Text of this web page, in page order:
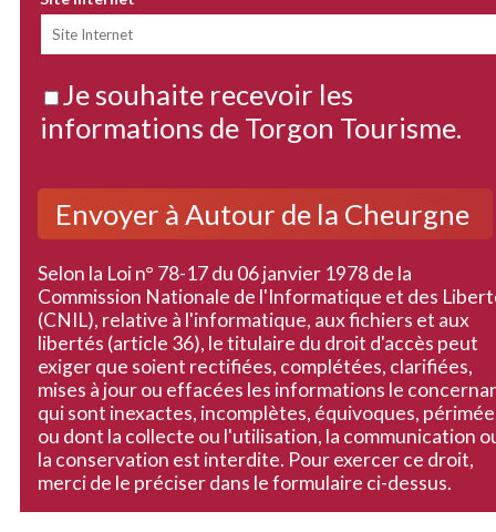
Je souhaite recevoir les
informations de Torgon Tourisme.
Selon la Loi n° 78-17 du 06 janvier 1978 de la
Commission Nationale de l'Informatique et des
(CNIL), relative à l'informatique, aux fichiers et aux
libertés (article 36), le titulaire du droit d'accès peut
exiger que soient rectifiées, complétées, clarifiées,
mises à jour ou effacées les informations le
qui sont inexactes, incomplètes, équivoques,
ou dont la collecte ou l'utilisation, la communication
la conservation est interdite. Pour exercer ce droit,
merci de le préciser dans le formulaire ci-dessus.